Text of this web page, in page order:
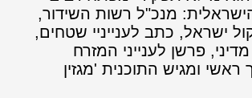
מנכ"ל רשות השידור,
ישראל, כתב לענייניי שטחים,
פרשן לענייני המזרח
ראשי ומגיש התוכנית 'מגזין